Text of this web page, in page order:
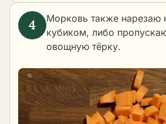
Морковь также нарезаю
кубиком, либо
овощную тёрку.